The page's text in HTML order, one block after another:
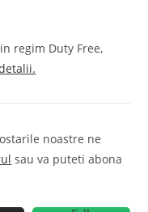
regim Duty Free,
noastre ne
sau va puteti abona